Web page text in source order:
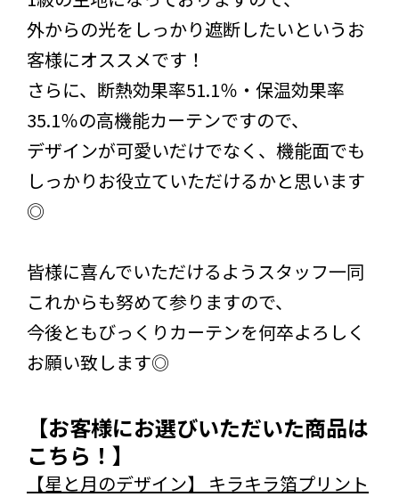
外からの光をしっかり遮断したいというお
客様にオススメです！
さらに、断熱効果率51.1％・保温効果率
35.1％の高機能カーテンですので、
デザインが可愛いだけでなく、機能面でも
しっかりお役立ていただけるかと思います
◎
皆様に喜んでいただけるようスタッフ一同
これからも努めて参りますので、
今後ともびっくりカーテンを何卒よろしく
お願い致します◎
【お客様にお選びいただいた商品は
こちら！】
【星と月のデザイン】 キラキラ箔プリント